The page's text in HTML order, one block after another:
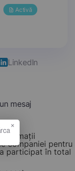
Activă
LinkedIn
mesaj
companiei pentru
participat în total
×